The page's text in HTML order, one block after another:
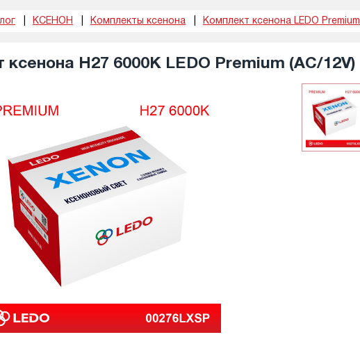
КСЕНОН Комплекты ксенона Комплект ксенона LEDO Premium
ксенона H27 6000K LEDO Premium (AC/12V)